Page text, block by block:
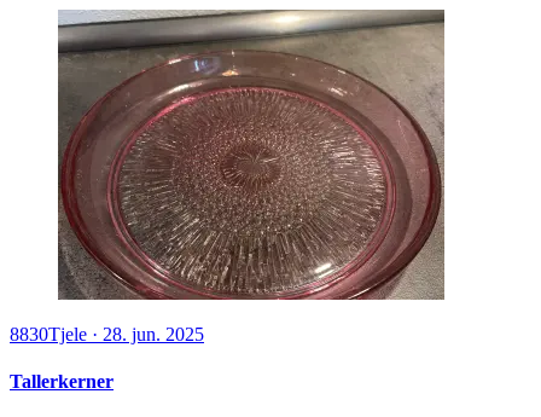
8830Tjele · 28. jun. 2025
Tallerkerner